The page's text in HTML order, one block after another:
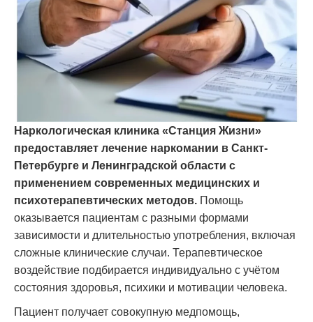
Наркологическая клиника «Станция Жизни»
предоставляет лечение наркомании в Санкт-
Петербурге и Ленинградской области с
применением современных медицинских и
психотерапевтических методов. Помощь
оказывается пациентам с разными формами
зависимости и длительностью употребления, включая
сложные клинические случаи. Терапевтическое
воздействие подбирается индивидуально с учётом
состояния здоровья, психики и мотивации человека.
Пациент получает совокупную медпомощь,